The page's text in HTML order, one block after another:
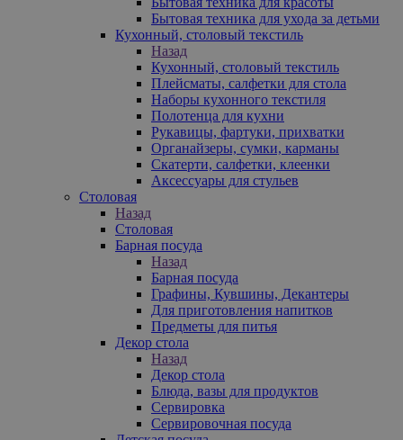
Бытовая техника для ухода за детьми
Кухонный, столовый текстиль
Назад
Кухонный, столовый текстиль
Плейсматы, салфетки для стола
Наборы кухонного текстиля
Полотенца для кухни
Рукавицы, фартуки, прихватки
Органайзеры, сумки, карманы
Скатерти, салфетки, клеенки
Аксессуары для стульев
Столовая
Назад
Столовая
Барная посуда
Назад
Барная посуда
Графины, Кувшины, Декантеры
Для приготовления напитков
Предметы для питья
Декор стола
Назад
Декор стола
Блюда, вазы для продуктов
Сервировка
Сервировочная посуда